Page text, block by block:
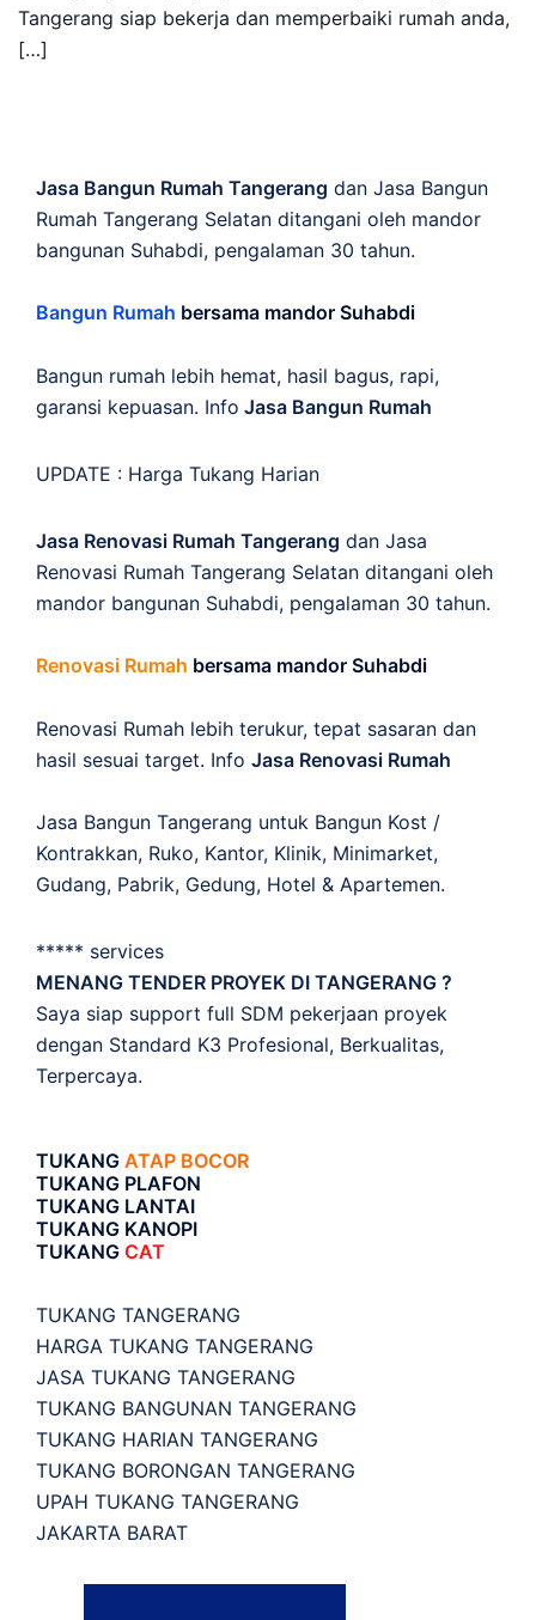
Tangerang siap bekerja dan memperbaiki rumah anda,
[…]
Jasa Bangun Rumah Tangerang dan Jasa Bangun
Rumah Tangerang Selatan ditangani oleh mandor
bangunan Suhabdi, pengalaman 30 tahun.
Bangun Rumah bersama mandor Suhabdi
Bangun rumah lebih hemat, hasil bagus, rapi,
garansi kepuasan. Info Jasa Bangun Rumah
UPDATE : Harga Tukang Harian
Jasa Renovasi Rumah Tangerang dan Jasa
Renovasi Rumah Tangerang Selatan ditangani oleh
mandor bangunan Suhabdi, pengalaman 30 tahun.
Renovasi Rumah bersama mandor Suhabdi
Renovasi Rumah lebih terukur, tepat sasaran dan
hasil sesuai target. Info Jasa Renovasi Rumah
Jasa Bangun Tangerang untuk Bangun Kost /
Kontrakkan, Ruko, Kantor, Klinik, Minimarket,
Gudang, Pabrik, Gedung, Hotel & Apartemen.
***** services
MENANG TENDER PROYEK DI TANGERANG ?
Saya siap support full SDM pekerjaan proyek
dengan Standard K3 Profesional, Berkualitas,
Terpercaya.
TUKANG ATAP BOCOR
TUKANG PLAFON
TUKANG LANTAI
TUKANG KANOPI
TUKANG CAT
TUKANG TANGERANG
HARGA TUKANG TANGERANG
JASA TUKANG TANGERANG
TUKANG BANGUNAN TANGERANG
TUKANG HARIAN TANGERANG
TUKANG BORONGAN TANGERANG
UPAH TUKANG TANGERANG
JAKARTA BARAT